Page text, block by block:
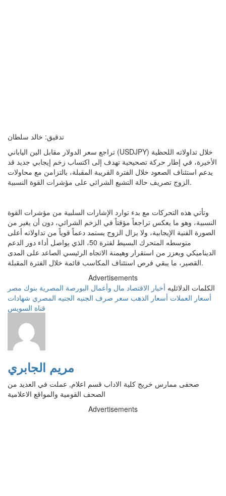
تدقيق: خالد سلطان
تراجع سعر الدولار مقابل الين الياباني (USDJPY) خلال تداولاته اللحظية
الأخيرة، في إطار حركة تصحيحية تهدف إلى اكتساب زخم إيجابي جديد قد
يدعم استئناف الصعود خلال الفترة القريبة المقبلة، بالتزامن مع محاولات
الزوج تصريف حالة التشبع الشرائي على مؤشرات القوة النسبية.
وتأتي هذه التحركات مع بدء توارد الإشارات السلبية من مؤشرات القوة
النسبية، وهو ما يعكس تراجعاً مؤقتاً في الزخم الشرائي، دون أن يغير من
الصورة الفنية الإيجابية، ولا يزال الزوج يستمد دعماً قوياً من تداولاته أعلى
متوسطه المتحرك البسيط لفترة 50، الذي يواصل أداء دور الدعم
الديناميكي ويعزز من استقرار وهيمنة الاتجاه الرئيسي الصاعد على المدى
القصير، ما يبقي فرص استئناف المكاسب قائمة خلال الفترة المقبلة.
Advertisements
الكلمات الدلائليه أخبار الاقتصاد مال وأعمال البورصة المصرية بنوك مصر
أسعار العملات أسعار الذهب سعر صرف الجنيه الجنيه المصري شهادات
قناة السويس
مريم الجابري
صحفى ممارس خريج كلية الاداب قسم اعلام, عملت في العديد من
الصحف القومية والمواقع الاعلامية
Advertisements